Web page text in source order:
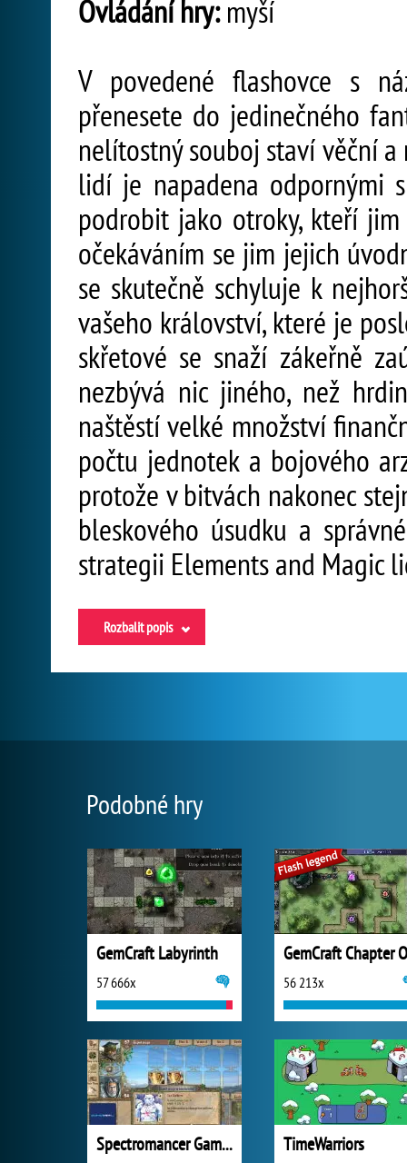
Ovládání hry:myší
V povedené flashovce s
přenesete do jedinečného
nelítostný souboj staví věční
lidí je napadena odpornými
podrobit jako otroky, kteří
očekáváním se jim jejich
se skutečně schyluje k
vašeho království, které je
skřetové se snaží zákeřně
nezbývá nic jiného, než
naštěstí velké množství
počtu jednotek a bojového
protože v bitvách nakonec
bleskového úsudku a
strategii Elements and Magic
Rozbalit popis
Podobné hry
GemCraft Labyrinth
57 666x 56 213x
Spectromancer Gamers Pack TimeWarriors